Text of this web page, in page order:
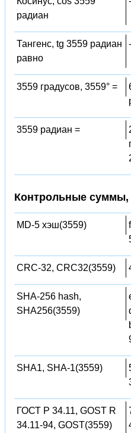
радиан
Тангенс, tg 3559 радиан
равно
3559 градусов, 3559° =
3559 радиан =
Контрольные суммы,
MD-5 хэш(3559)
CRC-32, CRC32(3559)
SHA-256 hash,
SHA256(3559)
SHA1, SHA-1(3559)
ГОСТ Р 34.11, GOST R
34.11-94, GOST(3559)